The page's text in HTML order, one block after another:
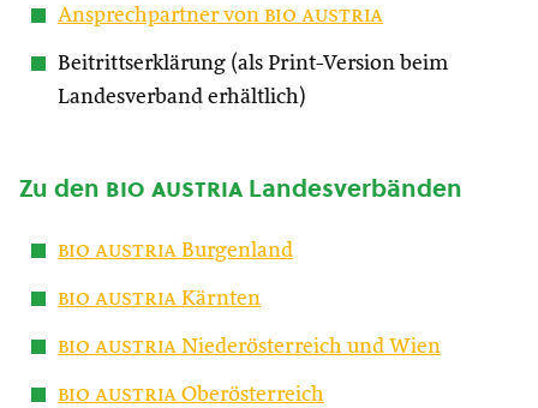
Ansprechpartner von bio austria
Beitrittserklärung (als Print-Version beim
Landesverband erhältlich)
Zu den bio austria Landesverbänden
bio austria Burgenland
bio austria Kärnten
bio austria Niederösterreich und Wien
bio austria Oberösterreich